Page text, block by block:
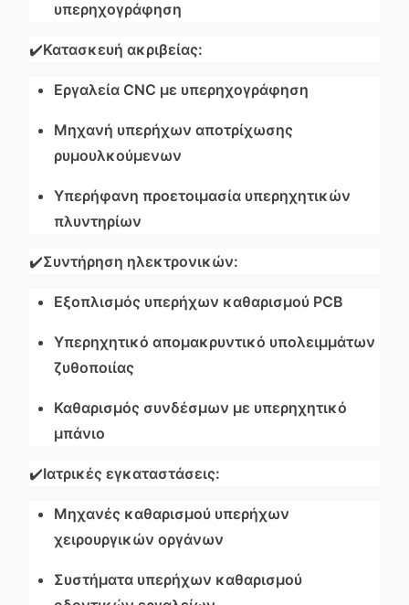
υπερηχογράφηση
✔️Κατασκευή ακριβείας:
Εργαλεία CNC με υπερηχογράφηση
Μηχανή υπερήχων αποτρίχωσης
ρυμουλκούμενων
Υπερήφανη προετοιμασία υπερηχητικών
πλυντηρίων
✔️Συντήρηση ηλεκτρονικών:
Εξοπλισμός υπερήχων καθαρισμού PCB
Υπερηχητικό απομακρυντικό υπολειμμάτων
ζυθοποιίας
Καθαρισμός συνδέσμων με υπερηχητικό
μπάνιο
✔️Ιατρικές εγκαταστάσεις:
Μηχανές καθαρισμού υπερήχων
χειρουργικών οργάνων
Συστήματα υπερήχων καθαρισμού